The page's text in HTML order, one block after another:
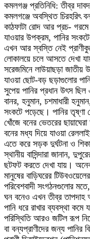
কমলগঞ্জ প্রতিনিধি: তীব্র
কমলগঞ্জে অবস্থিত চিরহরিৎ
কাঠফাটা রোদ আর প্রচ-
যাওয়ার উপক্রম, পানির
এখন আর স্বস্তি নেই
লোকালয়ে চলে আসতে দেখা
সরেজমিনে লাউয়াছড়া জাতীয়
যাওয়া ছোট-বড় ছড়াগুলোর
সুপেয় পানির প্রধান উৎস
বানর, হনুমান, চশমাধারী
সংকটে পড়েছে। পানির তৃষ্ণা
খোঁজে বনের ভেতরের
বনের মধ্য দিয়ে যাওয়া
এতে করে সড়ক দুর্ঘটনা ও
স্থানীয় বাসিন্দারা জানান,
ছটফট করতে দেখা যায়। অনেক
মানুষের বাড়িঘরের
পরিবেশবাদী সংগঠনগুলোর
ঘন বনেও এখন তীব্র তাপদাহ
পানি ধরে রাখার ব্যবস্থা
পরিস্থিতি আরও জটিল রূপ
বা বন্যপ্রাণীদের জন্য পানির